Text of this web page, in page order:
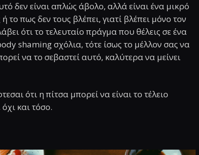
δεν είναι απλώς άβολο, αλλά είναι ένα μικρό
το πως δεν τους βλέπει, γιατί βλέπει μόνο τον
ότι το τελευταίο πράγμα που θέλεις σε ένα
shaming σχόλια, τότε ίσως το μέλλον σας να
να το σεβαστεί αυτό, καλύτερα να μείνει
ότι η πίτσα μπορεί να είναι το τέλειο
και τόσο.